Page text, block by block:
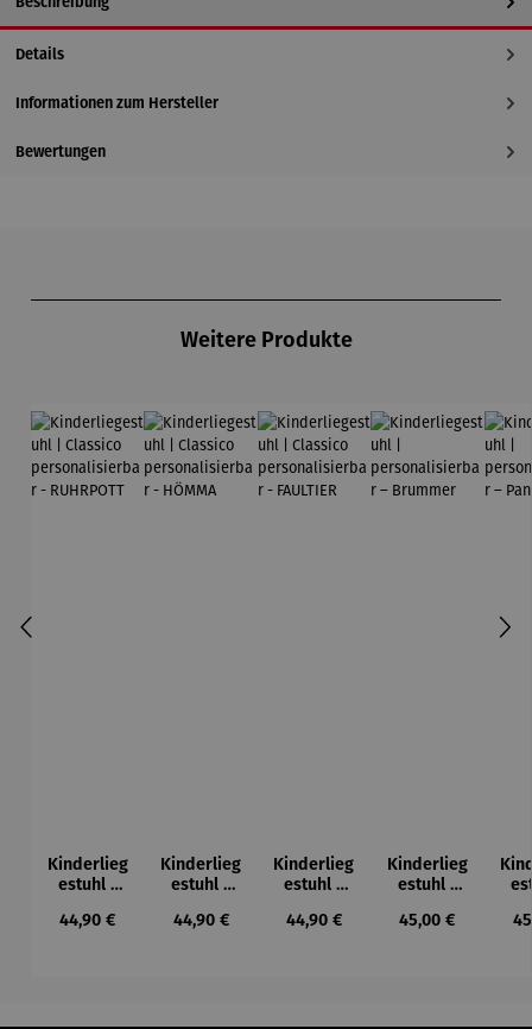
Details
Informationen zum Hersteller
Bewertungen
Weitere Produkte
Kinderlieg
estuhl |
personalis
Regulärer Preis:
44,90 €
Kinderlieg
estuhl |
personalis
Regulärer Preis:
44,90 €
Kinderlieg
estuhl |
personalis
Regulärer Preis:
44,90 €
Kinderlieg
estuhl |
ierbar –
Regulärer Preis:
45,00 €